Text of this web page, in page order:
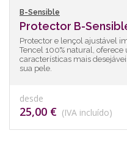
B-Sensible
Protector B-
Protector e lençol ajustável
Tencel 100% natural,
características mais
sua pele.
desde
25,00 € (IVA incluído)